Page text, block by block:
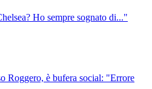
Ho sempre sognato di..."
Roggero, è bufera social: "Errore